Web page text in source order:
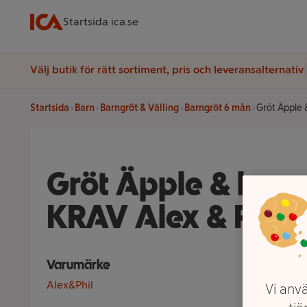
Startsida ica.se
Välj butik för rätt sortiment, pris och leveransalternativ
Startsida Barn Barngröt & Välling Barngröt 6 mån Gröt Äpple
Gröt Äpple &
KRAV Alex & Phil
Varumärke
Alex&Phil
Vi